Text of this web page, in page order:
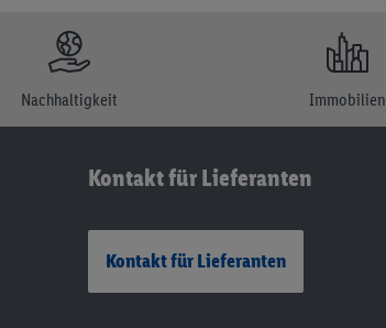
Nachhaltigkeit Immobilien
Kontakt für Lieferanten
Kontakt für Lieferanten